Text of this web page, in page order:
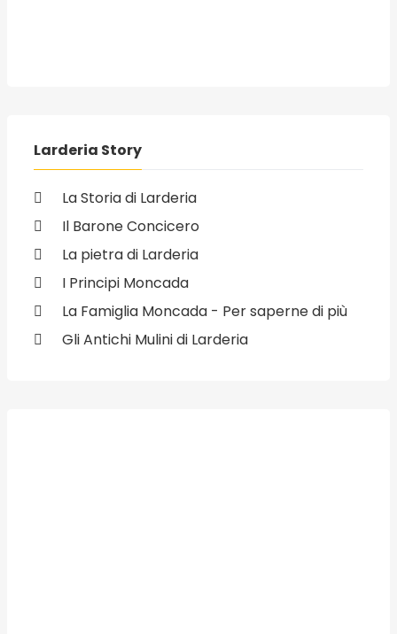
Larderia Story
La Storia di Larderia
Il Barone Concicero
La pietra di Larderia
I Principi Moncada
La Famiglia Moncada - Per saperne di più
Gli Antichi Mulini di Larderia